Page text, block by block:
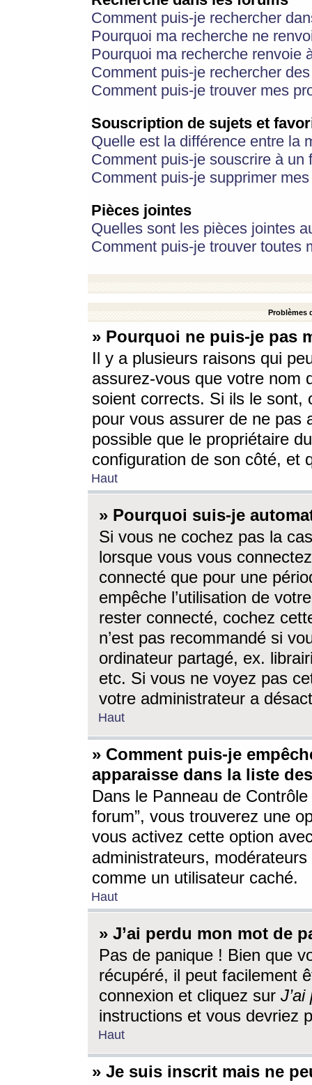
Comment puis-je rechercher
Pourquoi ma recherche ne
Pourquoi ma recherche renvoie
Comment puis-je rechercher
Comment puis-je trouver mes
Souscription de sujets et
Quelle est la différence entre la
Comment puis-je souscrire à
Comment puis-je supprimer
Pièces jointes
Quelles sont les pièces jointes
Comment puis-je trouver toutes
Problèmes
» Pourquoi ne puis-je pas
Il y a plusieurs raisons qui
assurez-vous que votre nom
soient corrects. Si ils le sont,
pour vous assurer de ne pas
possible que le propriétaire
configuration de son côté, et
Haut
» Pourquoi suis-je
Si vous ne cochez pas la
lorsque vous vous
connecté que pour une
empêche l’utilisation de
rester connecté, cochez
n’est pas recommandé si
ordinateur partagé, ex.
etc. Si vous ne voyez pas
votre administrateur a
Haut
» Comment puis-je
apparaisse dans la liste
Dans le Panneau de
forum”, vous trouverez une
vous activez cette option
administrateurs,
comme un utilisateur caché.
Haut
» J’ai perdu mon mot de
Pas de panique ! Bien que
récupéré, il peut facilement
connexion et cliquez sur
instructions et vous devriez
Haut
» Je suis inscrit mais ne